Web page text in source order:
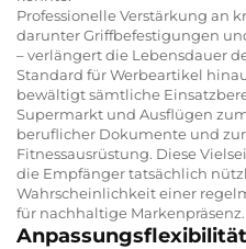
Professionelle Verstärkung an
darunter Griffbefestigungen
– verlängert die Lebensdauer
Standard für Werbeartikel
bewältigt sämtliche
Supermarkt und Ausflügen
beruflicher Dokumente und
Fitnessausrüstung. Diese
die Empfänger tatsächlich
Wahrscheinlichkeit einer
für nachhaltige Markenpräsenz.